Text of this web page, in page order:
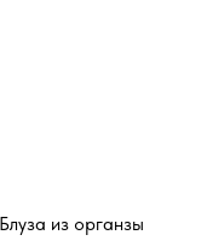
Блуза из органзы